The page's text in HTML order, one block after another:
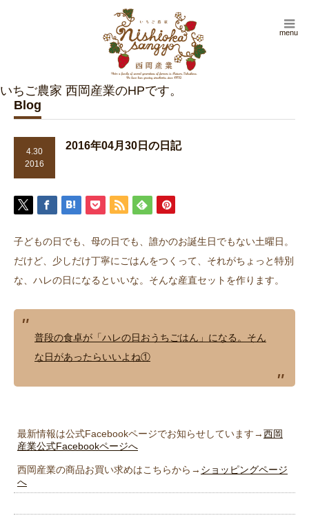
menu
Blog
4.30
2016
2016年04月30日の日記
子どもの日でも、母の日でも、誰かのお誕生日でもない土曜日。
だけど、少しだけ丁寧にごはんをつくって、それがちょっと特別
な、ハレの日になるといいな。そんな産直セットを作ります。
普段の食卓が「ハレの日おうちごはん」になる。そん
な日があったらいいよね①
最新情報は公式Facebookページでお知らせしています→西岡
産業公式Facebookページへ
西岡産業の商品お買い求めはこちらから→ ショッピングページ
へ